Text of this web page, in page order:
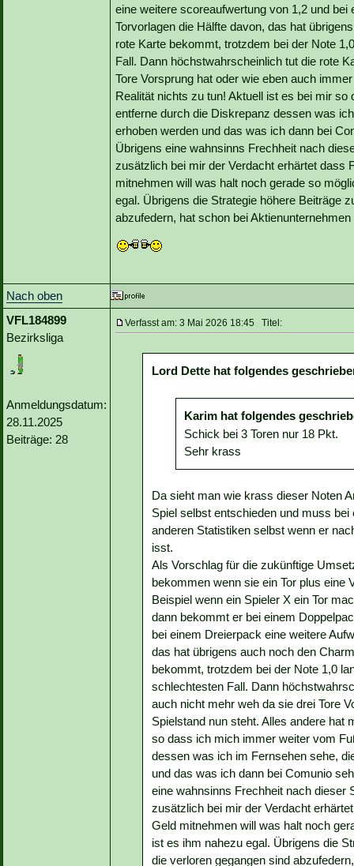
eine weitere scoreaufwertung von 1,2 und
Torvorlagen die Hälfte davon, das hat
rote Karte bekommt, trotzdem bei der Note
Fall. Dann höchstwahrscheinlich tut die rote
Tore Vorsprung hat oder wie eben auch
Realität nichts zu tun! Aktuell ist es bei mir
entferne durch die Diskrepanz dessen was
erhoben werden und das was ich dann bei
Übrigens eine wahnsinns Frechheit nach
zusätzlich bei mir der Verdacht erhärtet dass
mitnehmen will was halt noch gerade so
egal. Übrigens die Strategie höhere Beiträge
abzufedern, hat schon bei
Nach oben
VFL184899
Bezirksliga
Anmeldungsdatum:
28.11.2025
Beiträge: 28
Verfasst am: 3 Mai 2026 18:45 Titel:
Lord Dette hat folgendes
Karim hat folgendes
Schick bei 3 Toren nur 18 Pkt.
Sehr krass
Da sieht man wie krass dieser Noten
Spiel selbst entschieden und muss
anderen Statistiken selbst wenn er
isst.
Als Vorschlag für die zukünftige
bekommen wenn sie ein Tor plus eine
Beispiel wenn ein Spieler X ein Tor
dann bekommt er bei einem
bei einem Dreierpack eine weitere
das hat übrigens auch noch den
bekommt, trotzdem bei der Note 1,0
schlechtesten Fall. Dann
auch nicht mehr weh da sie drei Tore
Spielstand nun steht. Alles andere hat
so dass ich mich immer weiter vom
dessen was ich im Fernsehen sehe,
und das was ich dann bei Comunio
eine wahnsinns Frechheit nach dieser
zusätzlich bei mir der Verdacht
Geld mitnehmen will was halt noch
ist es ihm nahezu egal. Übrigens die
die verloren gegangen sind